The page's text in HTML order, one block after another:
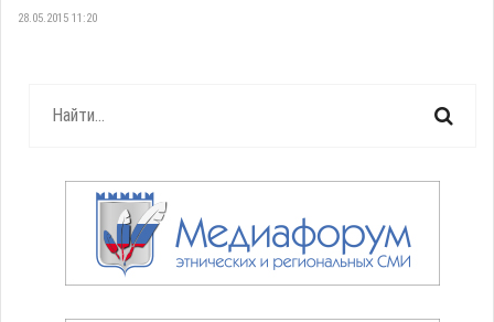
28.05.2015 11:20